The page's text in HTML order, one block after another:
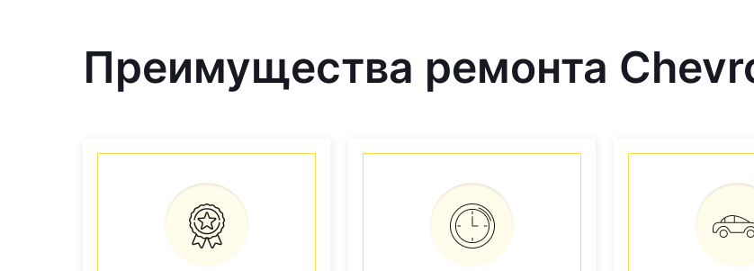
Преимущества ремонта